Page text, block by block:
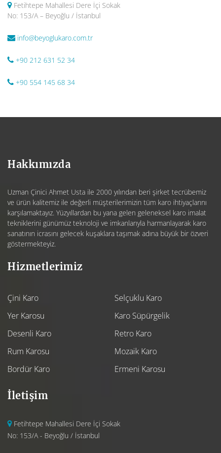
Fetihtepe Mahallesi Dere İçi Sokak
No: 153/A – Beyoğlu / İstanbul
info@beyoglukaro.com.tr
+90 212 631 52 34
+90 554 145 68 34
Hakkımızda
Uzman Çinici Ahmet Usta ile 2000 yılından beri şirket tecrübemiz
ve ürün kalitemiz ile değerli müşterilerimizin tüm karo ihtiyaçlarını
karşılamaktayız. Yüzyıllardan bu yana gelen geleneksel karo imalat
tekniklerini günümüz teknoloji ve imkanlarıyla harmanlayarak karo
sanatının icrasını gelecek kuşaklara taşımak adına büyük bir özveri
göstermekteyiz.
Hizmetlerimiz
Çini Karo
Yer Karosu
Desenli Karo
Rum Karosu
Bordür Karo
Selçuklu Karo
Karo Süpürgelik
Retro Karo
Mozaik Karo
Ermeni Karosu
İletişim
Fetihtepe Mahallesi Dere İçi Sokak
No: 153/A - Beyoğlu / İstanbul